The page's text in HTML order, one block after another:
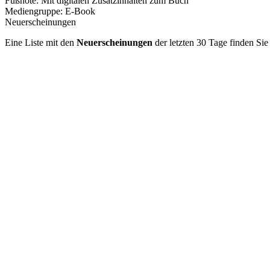
Mediengruppe: E-Book
Neuerscheinungen
Eine Liste mit den Neuerscheinungen der letzten 30 Tage finden Sie